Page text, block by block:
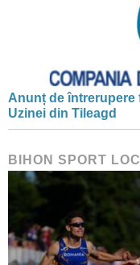
Anunț de întrerupere
Uzinei din Tileagd
BIHON SPORT